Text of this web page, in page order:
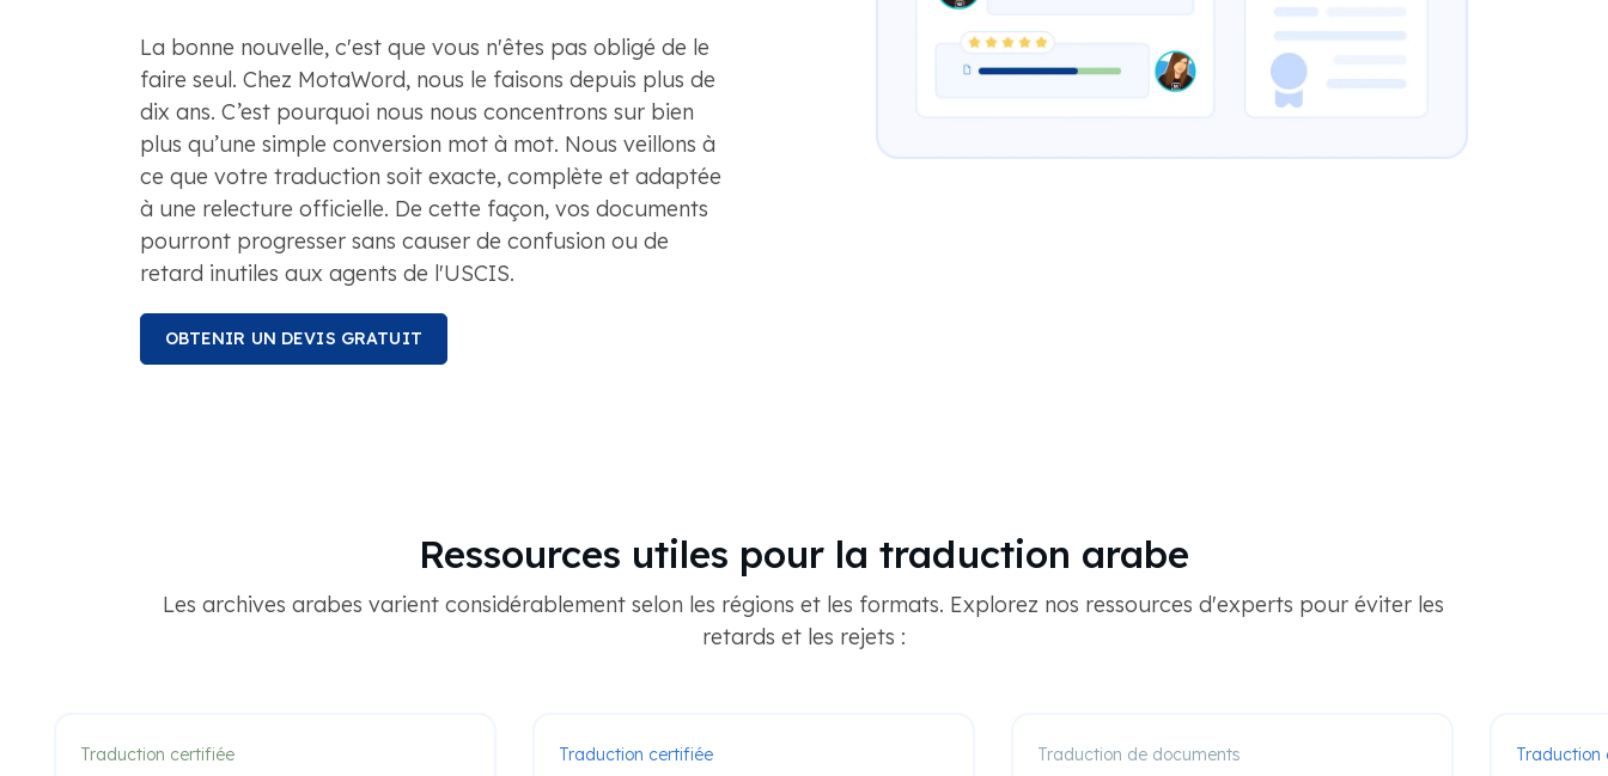
La bonne nouvelle, c'est que vous n'êtes pas obligé de le
faire seul. Chez MotaWord, nous le faisons depuis plus de
dix ans. C’est pourquoi nous nous concentrons sur bien
plus qu’une simple conversion mot à mot. Nous veillons à
ce que votre traduction soit exacte, complète et adaptée
à une relecture officielle. De cette façon, vos documents
pourront progresser sans causer de confusion ou de
retard inutiles aux agents de l'USCIS.
OBTENIR UN DEVIS GRATUIT
Ressources utiles pour la traduction arabe
Les archives arabes varient considérablement selon les régions et les formats. Explorez nos ressources d'experts pour éviter les
retards et les rejets :
Traduction certifiée Traduction certifiée Traduction de documents Traduction